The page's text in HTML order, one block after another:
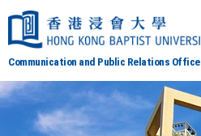
Communication and Public Relations Office